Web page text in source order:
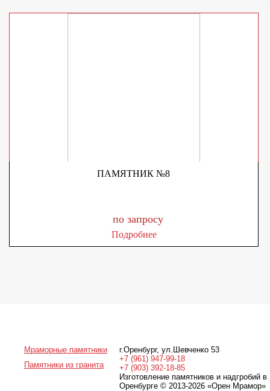
ПАМЯТНИК №8
по запросу
Подробнее
Мраморные памятники
Памятники из гранита
г.Оренбург, ул.Шевченко 53
+7 (961) 947-99-18
+7 (903) 392-18-85
Изготовление памятников и надгробий в
Оренбурге © 2013-2026 «Орен Мрамор»